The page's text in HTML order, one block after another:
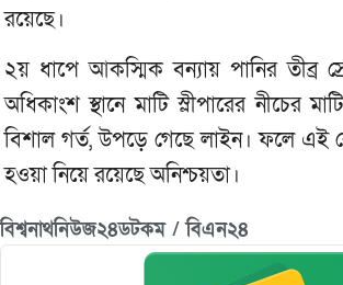
রয়েছে।
২য় ধাপে আকস্মিক বন্যায় পানির তীব্র
অধিকাংশ স্থানে মাটি স্লীপারের নীচের
বিশাল গর্ত, উপড়ে গেছে লাইন। ফলে এই
হওয়া নিয়ে রয়েছে অনিশ্চয়তা।
বিশ্বনাথনিউজ২৪ডটকম / বিএন২৪